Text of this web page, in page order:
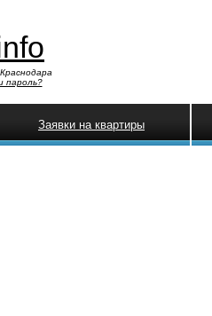
пароль?
Заявки на квартиры